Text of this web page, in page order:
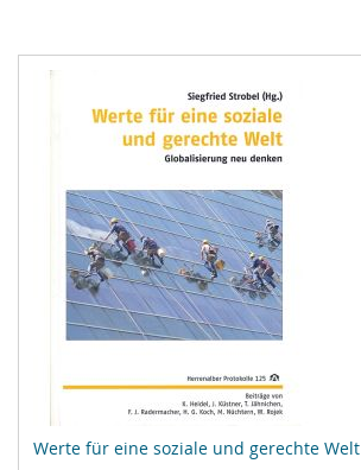
Werte für eine soziale und gerechte Welt